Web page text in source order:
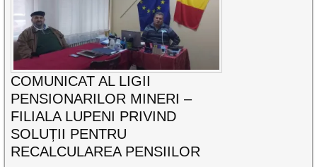
COMUNICAT AL LIGII
PENSIONARILOR MINERI –
FILIALA LUPENI PRIVIND
SOLUȚII PENTRU
RECALCULAREA PENSIILOR